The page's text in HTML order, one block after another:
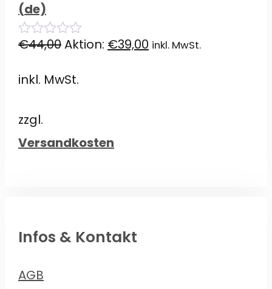
(de)
0
€44,00Ursprünglicher
Aktion: €39,00 Aktueller
inkl. MwSt.
inkl. MwSt.
zzgl.
Versandkosten
Infos & Kontakt
AGB